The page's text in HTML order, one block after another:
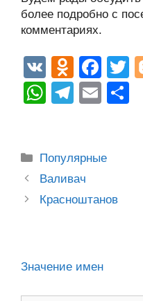
более подробно с
комментариях.
V
K
O
d
n
kl
a
ss
F
a
c
b
o
T
W
s
A
p
T
gr
a
m
E
Рубрики
Популярные
Post
navigation
Валивач
Красноштанов
Значение имен